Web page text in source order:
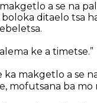
a se na
ditaelo tsa
ke a timetse.”
makgetlo a se
mofutsana ba mo